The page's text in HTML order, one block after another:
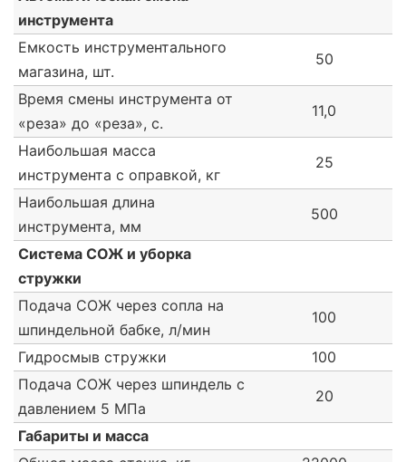
инструмента
Емкость инструментального
магазина, шт.
50
Время смены инструмента от
«реза» до «реза», с.
11,0
Наибольшая масса
инструмента с оправкой, кг
25
Наибольшая длина
инструмента, мм
500
Система СОЖ и уборка
стружки
Подача СОЖ через сопла на
шпиндельной бабке, л/мин
100
Гидросмыв стружки
100
Подача СОЖ через шпиндель с
давлением 5 МПа
20
Габариты и масса